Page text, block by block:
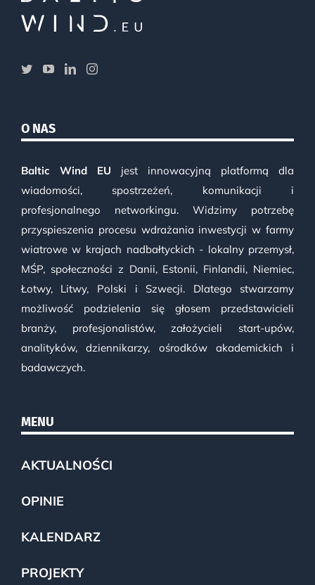
O NAS
Baltic Wind EU jest innowacyjną platformą dla
wiadomości, spostrzeżeń, komunikacji i
profesjonalnego networkingu. Widzimy potrzebę
przyspieszenia procesu wdrażania inwestycji w farmy
wiatrowe w krajach nadbałtyckich - lokalny przemysł,
MŚP, społeczności z Danii, Estonii, Finlandii, Niemiec,
Łotwy, Litwy, Polski i Szwecji. Dlatego stwarzamy
możliwość podzielenia się głosem przedstawicieli
branży, profesjonalistów, założycieli start-upów,
analityków, dziennikarzy, ośrodków akademickich i
badawczych.
MENU
AKTUALNOŚCI
OPINIE
KALENDARZ
PROJEKTY